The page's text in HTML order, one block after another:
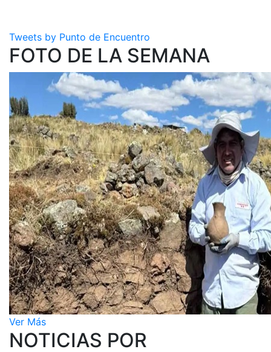
Tweets by Punto de Encuentro
FOTO DE LA SEMANA
Ver Más
NOTICIAS POR